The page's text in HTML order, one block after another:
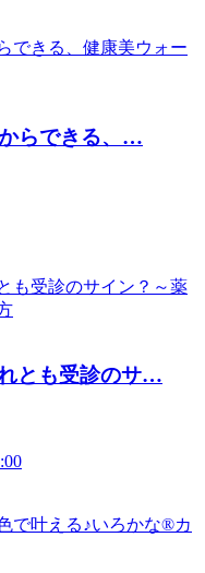
らできる、 …
とも受診のサ…